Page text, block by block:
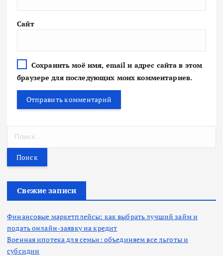
Сайт
Сохранить моё имя, email и адрес сайта в этом
браузере для последующих моих комментариев.
т
Свежие записи
Финансовые маркетплейсы: как выбрать лучший займ и
подать онлайн-заявку на кредит
Военная ипотека для семьи: объединяем все льготы и
субсидии